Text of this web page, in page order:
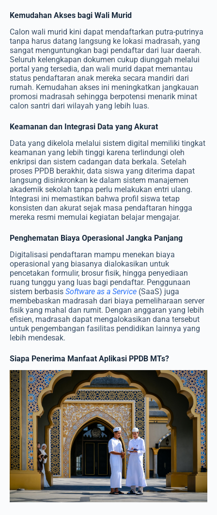
Kemudahan Akses bagi Wali Murid
Calon wali murid kini dapat mendaftarkan putra-putrinya
tanpa harus datang langsung ke lokasi madrasah, yang
sangat menguntungkan bagi pendaftar dari luar daerah.
Seluruh kelengkapan dokumen cukup diunggah melalui
portal yang tersedia, dan wali murid dapat memantau
status pendaftaran anak mereka secara mandiri dari
rumah. Kemudahan akses ini meningkatkan jangkauan
promosi madrasah sehingga berpotensi menarik minat
calon santri dari wilayah yang lebih luas.
Keamanan dan Integrasi Data yang Akurat
Data yang dikelola melalui sistem digital memiliki tingkat
keamanan yang lebih tinggi karena terlindungi oleh
enkripsi dan sistem cadangan data berkala. Setelah
proses PPDB berakhir, data siswa yang diterima dapat
langsung disinkronkan ke dalam sistem manajemen
akademik sekolah tanpa perlu melakukan entri ulang.
Integrasi ini memastikan bahwa profil siswa tetap
konsisten dan akurat sejak masa pendaftaran hingga
mereka resmi memulai kegiatan belajar mengajar.
Penghematan Biaya Operasional Jangka Panjang
Digitalisasi pendaftaran mampu menekan biaya
operasional yang biasanya dialokasikan untuk
pencetakan formulir, brosur fisik, hingga penyediaan
ruang tunggu yang luas bagi pendaftar. Penggunaan
sistem berbasis Software as a Service (SaaS) juga
membebaskan madrasah dari biaya pemeliharaan server
fisik yang mahal dan rumit. Dengan anggaran yang lebih
efisien, madrasah dapat mengalokasikan dana tersebut
untuk pengembangan fasilitas pendidikan lainnya yang
lebih mendesak.
Siapa Penerima Manfaat Aplikasi PPDB MTs?